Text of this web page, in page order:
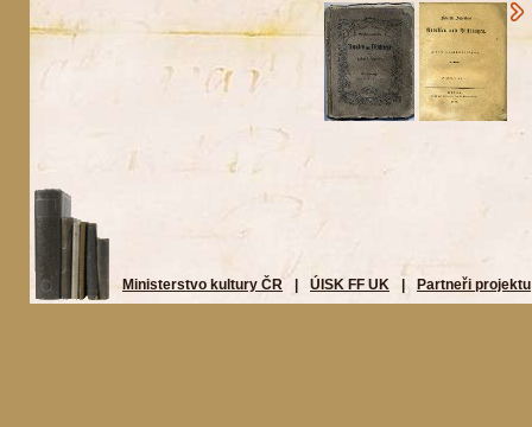
Ministerstvo kultury ČR ÚISK FF UK Partneři projektu